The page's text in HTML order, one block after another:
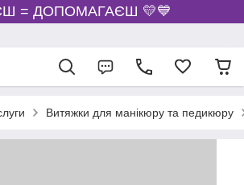
= ДОПОМАГАЄШ 💛💙
Витяжки для манікюру та педикюру